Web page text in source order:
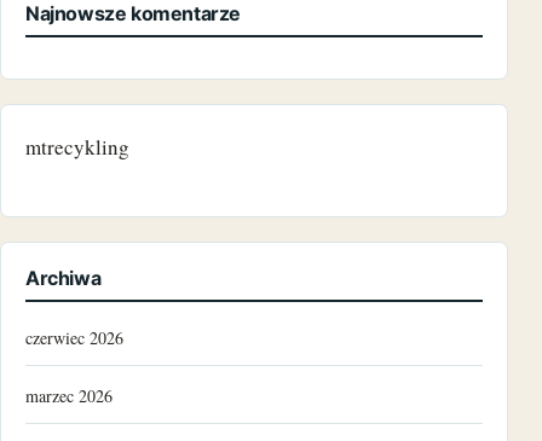
Najnowsze komentarze
mtrecykling
Archiwa
czerwiec 2026
marzec 2026